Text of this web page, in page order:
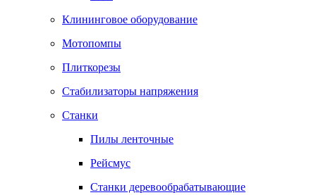
Клининговое оборудование
Мотопомпы
Плиткорезы
Стабилизаторы напряжения
Станки
Пилы ленточные
Рейсмус
Станки деревообрабатывающие